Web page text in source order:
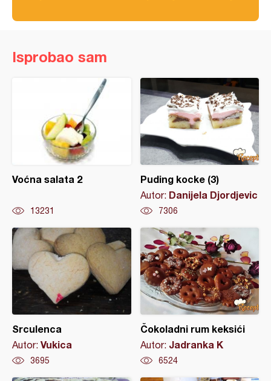
Isprobao sam
Voćna salata 2
13231
Puding kocke (3)
Autor: Danijela Djordjevic
7306
Srculenca
Autor: Vukica
3695
Čokoladni rum keksići
Autor: Jadranka K
6524